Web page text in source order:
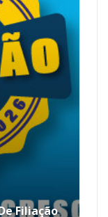
Filiação